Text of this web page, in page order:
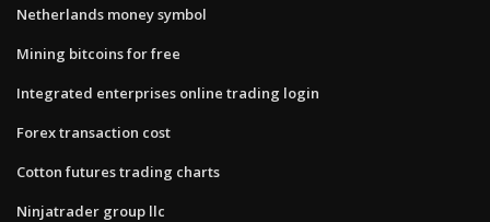
Netherlands money symbol
Mining bitcoins for free
Integrated enterprises online trading login
Forex transaction cost
Cotton futures trading charts
Ninjatrader group llc